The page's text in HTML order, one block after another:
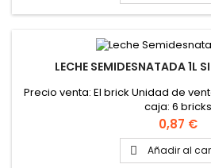
LECHE SEMIDESNATADA 1L
Precio venta: El brick Unidad de
caja: 6 bricks
Precio
0,87 €
 Añadir al